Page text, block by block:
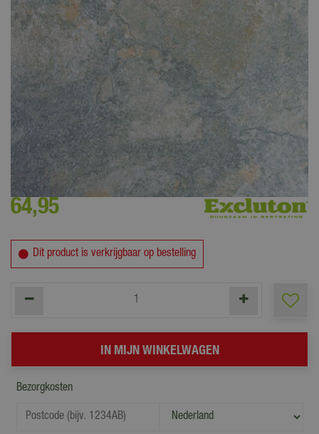
Minimale bestelhoeveelheid is 1 stuks = 1 m²
64,95
Dit product is verkrijgbaar op bestelling
Bezorgkosten